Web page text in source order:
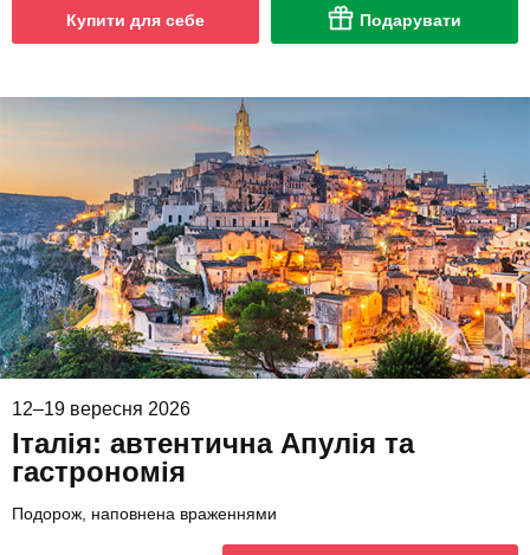
Купити для себе Подарувати
12–19 вересня 2026
Італія: автентична Апулія та
гастрономія
Подорож, наповнена враженнями